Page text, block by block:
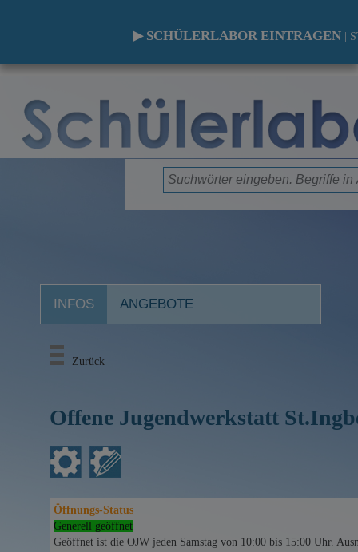
▶ SCHÜLERLABOR EINTRAGEN
INFOS ANGEBOTE
Zurück
Offene Jugendwerkstatt
Öffnungs-Status
Generell geöffnet
Geöffnet ist die OJW jeden Samstag von 10:00 bis 15:00 Uhr.